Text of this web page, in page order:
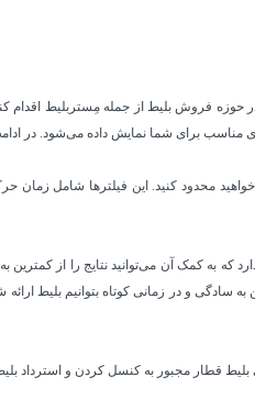
فروش بلیط از جمله مِستربلیط اقدام
برای شما نمایش داده می‌شود. در ادامه
می‌خواهید محدود کنید. این فیلترها
که به کمک آن می‌توانید نتایج را از
به سادگی و در زمانی کوتاه بتوانیم
بلیط قطار مجبور به کنسل کردن و استرداد